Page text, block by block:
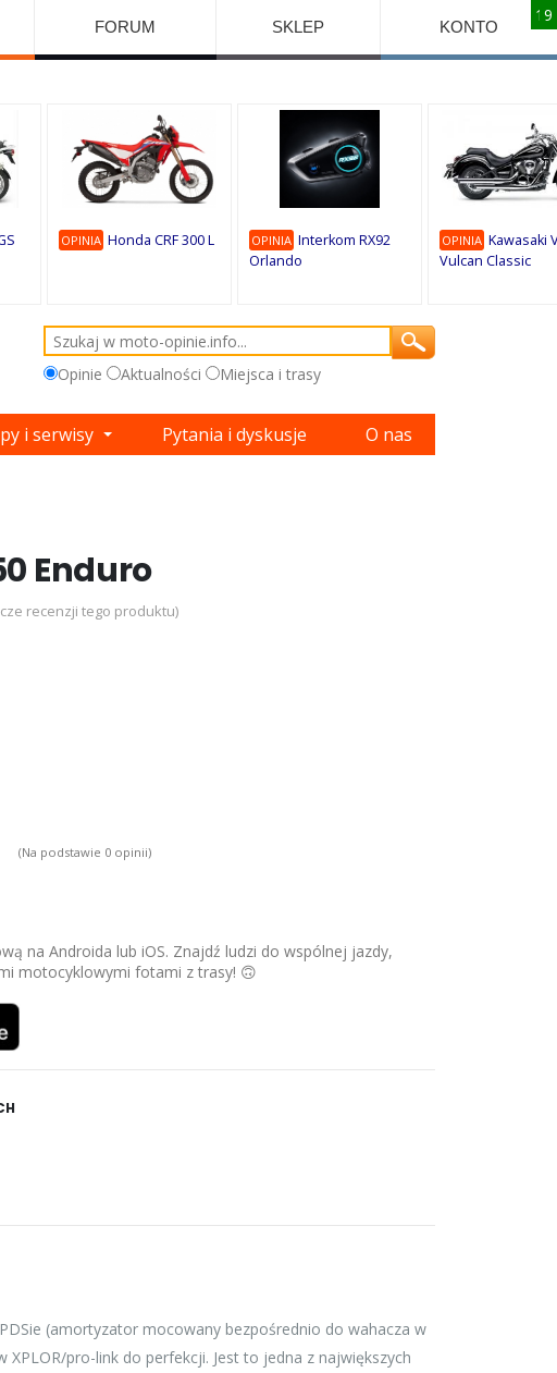
FORUM SKLEP KONTO
10
10
8
7
1
OPINIA Honda CRF 300 L
9
OPINIA Interkom RX92
Orlando
10
OPINIA Kawasaki
Vulcan Classic
10
9
9
Opinie Aktualności Miejsca i trasy
i serwisy Pytania i dyskusje O nas
Enduro
recenzji tego produktu)
(Na podstawie 0 opinii)
na Androida lub iOS. Znajdź ludzi do wspólnej jazdy,
motocyklowymi fotami z trasy! 🙃
(amortyzator mocowany bezpośrednio do wahacza w
pro-link do perfekcji. Jest to jedna z największych